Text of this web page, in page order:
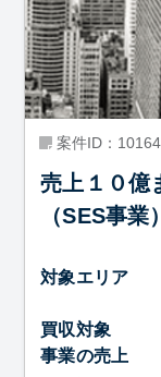
案件ID：10164
売上１０億
（SES事
対象エリア
買収対象
事業の売上